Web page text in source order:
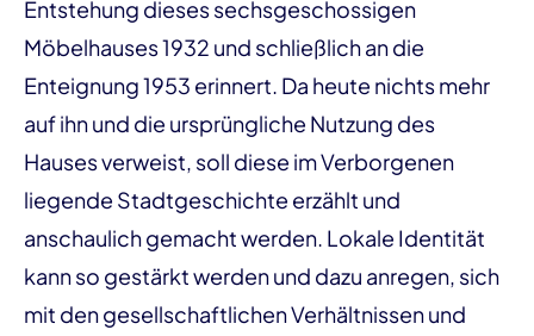
Entstehung dieses sechsgeschossigen
Möbelhauses 1932 und schließlich an die
Enteignung 1953 erinnert. Da heute nichts mehr
auf ihn und die ursprüngliche Nutzung des
Hauses verweist, soll diese im Verborgenen
liegende Stadtgeschichte erzählt und
anschaulich gemacht werden. Lokale Identität
kann so gestärkt werden und dazu anregen, sich
mit den gesellschaftlichen Verhältnissen und